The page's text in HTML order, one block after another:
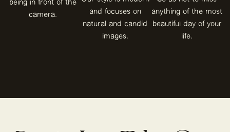
being in front of the
camera.
and focuses on
natural and candid
images.
anything of the most
beautiful day of your
life.